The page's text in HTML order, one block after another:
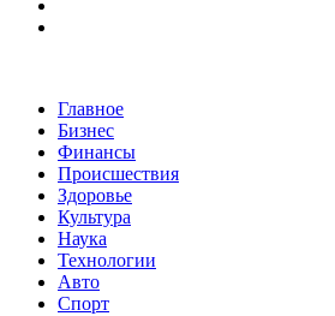
Главное
Бизнес
Финансы
Происшествия
Здоровье
Культура
Наука
Технологии
Авто
Спорт